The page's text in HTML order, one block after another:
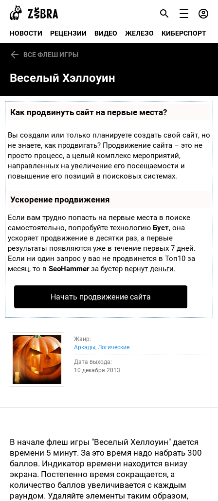
НОВОСТИ РЕЦЕНЗИИ ВИДЕО ЖЕЛЕЗО КИБЕРСПОРТ
ВСЕ ФЛЕШ ИГРЫ
Веселый Хэллоуин
Как продвинуть сайт на первые места?
Вы создали или только планируете создать свой сайт, но
не знаете, как продвигать? Продвижение сайта – это не
просто процесс, а целый комплекс мероприятий,
направленных на увеличение его посещаемости и
повышение его позиций в поисковых системах.
Ускорение продвижения
Если вам трудно попасть на первые места в поиске
самостоятельно, попробуйте технологию Буст, она
ускоряет продвижение в десятки раз, а первые
результаты появляются уже в течение первых 7 дней.
Если ни один запрос у вас не продвинется в Топ10 за
месяц, то в SeoHammerза бустер вернут деньги.
Начать продвижение сайта
Жанр:
Аркады, Логические
Дата выхода:
10 декабря 2013
В начале флеш игры "Веселый Хеллоуин" дается
времени 5 минут. За это время надо набрать 300
баллов. Индикатор времени находится внизу
экрана. Постепенно время сокращается, а
количество баллов увеличивается с каждым
раундом. Удаляйте элементы таким образом,